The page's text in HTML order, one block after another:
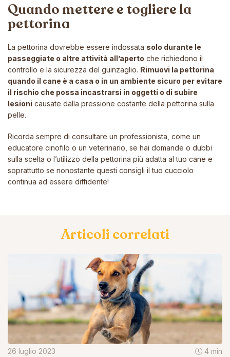
Quando mettere e togliere la
pettorina
La pettorina dovrebbe essere indossata solo durante le
passeggiate o altre attività all’aperto che richiedono il
controllo e la sicurezza del guinzaglio. Rimuovi la pettorina
quando il cane è a casa o in un ambiente sicuro per evitare
il rischio che possa incastrarsi in oggetti o di subire
lesioni causate dalla pressione costante della pettorina sulla
pelle.
Ricorda sempre di consultare un professionista, come un
educatore cinofilo o un veterinario, se hai domande o dubbi
sulla scelta o l’utilizzo della pettorina più adatta al tuo cane e
soprattutto se nonostante questi consigli il tuo cucciolo
continua ad essere diffidente!
Articoli correlati
26 luglio 2023 4 min